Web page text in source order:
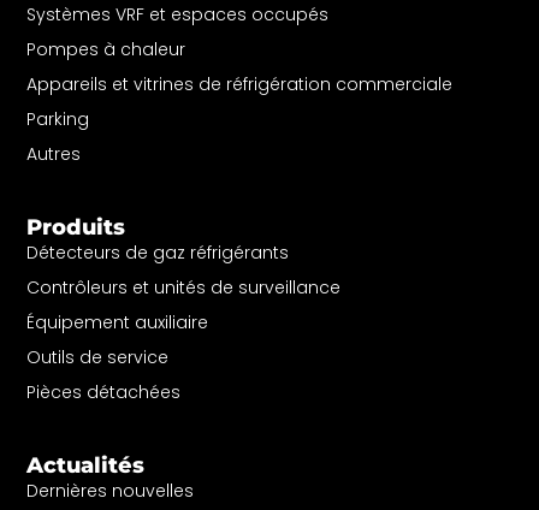
Systèmes VRF et espaces occupés
Pompes à chaleur
Appareils et vitrines de réfrigération commerciale
Parking
Autres
Produits
Détecteurs de gaz réfrigérants
Contrôleurs et unités de surveillance
Équipement auxiliaire
Outils de service
Pièces détachées
Actualités
Dernières nouvelles